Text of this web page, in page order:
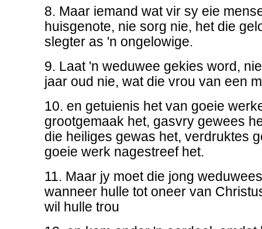
8. Maar iemand wat vir sy eie
huisgenote, nie sorg nie, het die
slegter as 'n ongelowige.
9. Laat 'n weduwee gekies word,
jaar oud nie, wat die vrou van een
10. en getuienis het van goeie
grootgemaak het, gasvry gewees
die heiliges gewas het, verdruktes
goeie werk nagestreef het.
11. Maar jy moet die jong
wanneer hulle tot oneer van
wil hulle trou